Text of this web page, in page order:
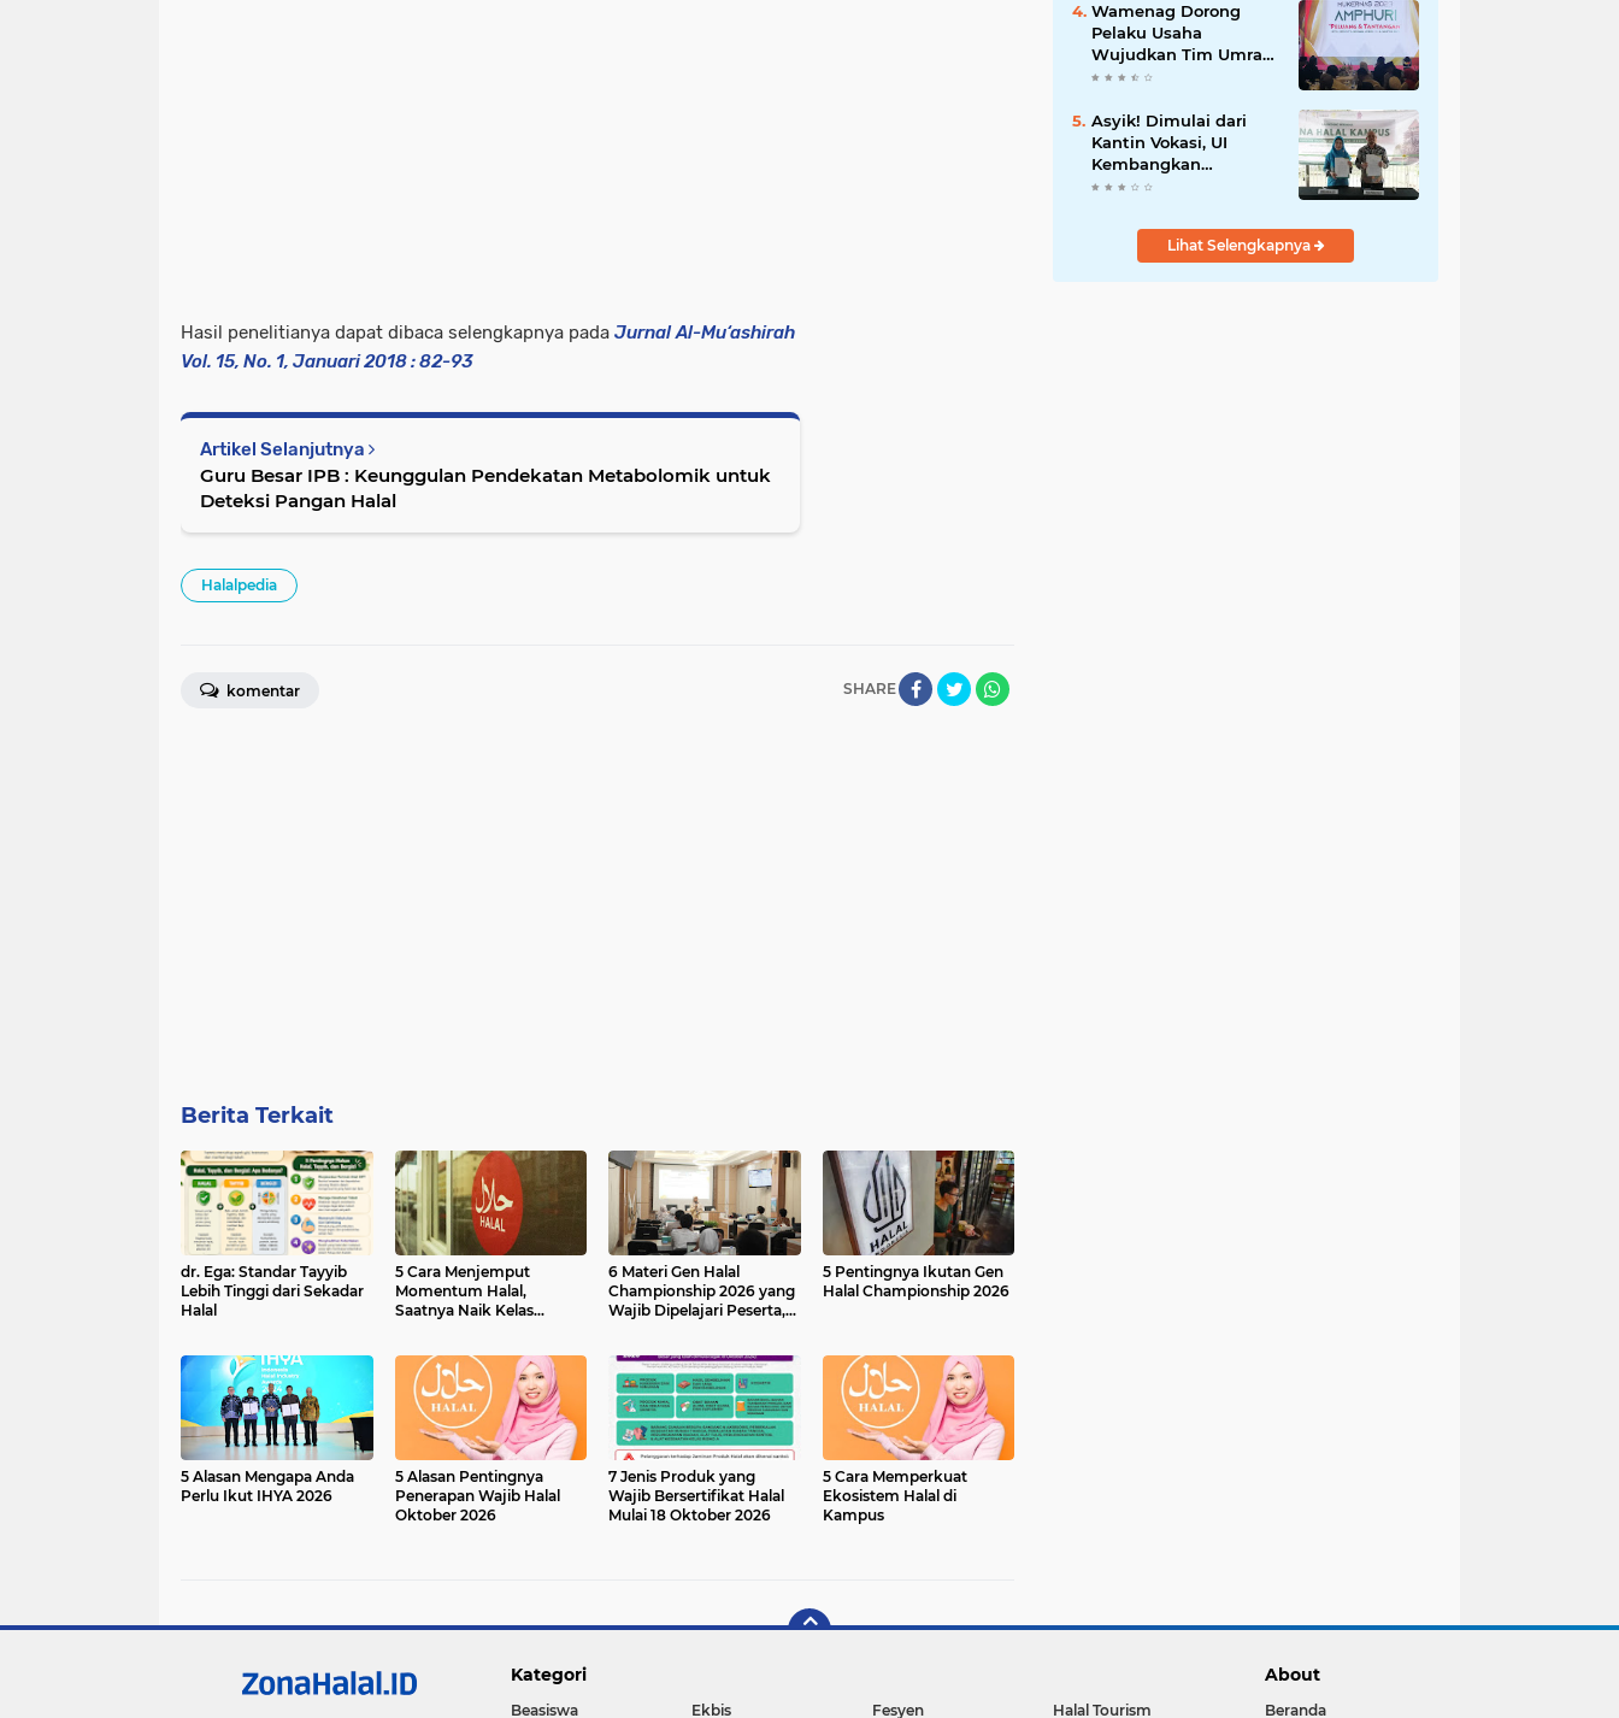
Hasil penelitianya dapat dibaca selengkapnya pada Jurnal Al-Mu‘ashirah
Vol. 15, No. 1, Januari 2018 : 82-93
Artikel Selanjutnya
Guru Besar IPB : Keunggulan Pendekatan Metabolomik untuk
Deteksi Pangan Halal
Halalpedia
SHARE
komentar
Berita Terkait
dr. Ega: Standar Tayyib
Lebih Tinggi dari Sekadar
Halal
5 Cara Menjemput
Momentum Halal,
Saatnya Naik Kelas
6 Materi Gen Halal
Championship 2026 yang
Wajib Dipelajari Peserta,
Babi
5 Pentingnya Ikutan Gen
Halal Championship 2026
5 Alasan Mengapa Anda
Perlu Ikut IHYA 2026
5 Alasan Pentingnya
Penerapan Wajib Halal
Oktober 2026
7 Jenis Produk yang
Wajib Bersertifikat Halal
Mulai 18 Oktober 2026
5 Cara Memperkuat
Ekosistem Halal di
Kampus
Wamenag Dorong
Pelaku Usaha
Wujudkan Tim Umrah
dan Haji Indonesia
Asyik! Dimulai dari
Kantin Vokasi, UI
Kembangkan
Ekosistem Halal
Lihat Selengkapnya
Kategori
Beasiswa Ekbis Fesyen Halal Tourism
About
Beranda